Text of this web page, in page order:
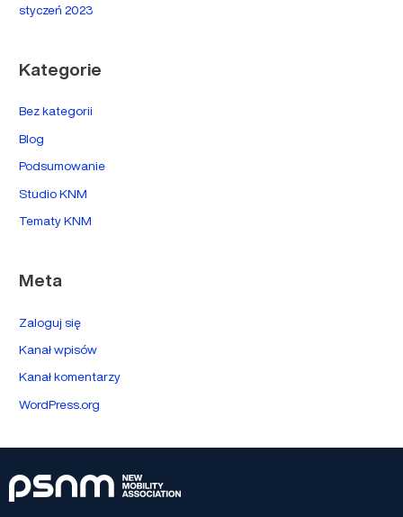
styczeń 2023
Kategorie
Bez kategorii
Blog
Podsumowanie
Studio KNM
Tematy KNM
Meta
Zaloguj się
Kanał wpisów
Kanał komentarzy
WordPress.org